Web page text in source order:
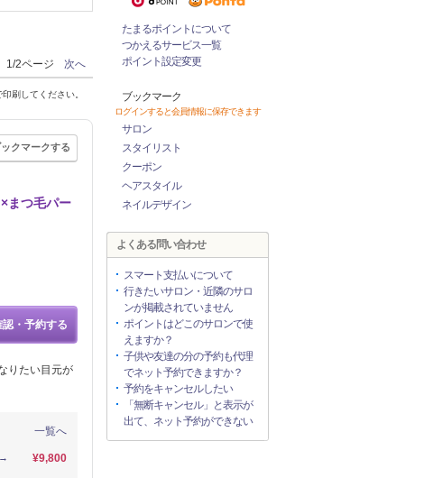
1/2ページ 次へ
刷してください。
ックマークする
まつ毛パー
認・予約する
りたい目元が
一覧へ
¥9,800
たまるポイントについて
つかえるサービス一覧
ポイント設定変更
ブックマーク
ログインすると会員情報に保存できます
サロン
スタイリスト
クーポン
ヘアスタイル
ネイルデザイン
よくある問い合わせ
スマート支払いについて
行きたいサロン・近隣のサロ
ンが掲載されていません
ポイントはどこのサロンで使
えますか？
子供や友達の分の予約も代理
でネット予約できますか？
予約をキャンセルしたい
「無断キャンセル」と表示が
出て、ネット予約ができない